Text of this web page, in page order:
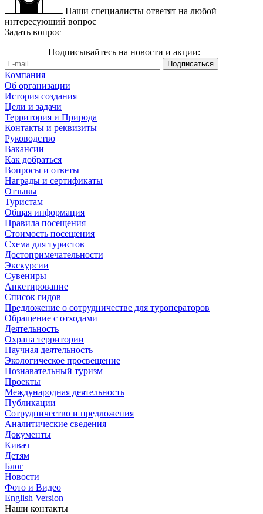
Наши специалисты ответят на любой
интересующий вопрос
Задать вопрос
Подписывайтесь на новости и акции:
Компания
Об организации
История создания
Цели и задачи
Территория и Природа
Контакты и реквизиты
Руководство
Вакансии
Как добраться
Вопросы и ответы
Награды и сертификаты
Отзывы
Туристам
Общая информация
Правила посещения
Стоимость посещения
Схема для туристов
Достопримечательности
Экскурсии
Сувениры
Анкетирование
Список гидов
Предложение о сотрудничестве для туроператоров
Обращение с отходами
Деятельность
Охрана территории
Научная деятельность
Экологическое просвещение
Познавательный туризм
Проекты
Международная деятельность
Публикации
Сотрудничество и предложения
Аналитические сведения
Документы
Кивач
Детям
Блог
Новости
Фото и Видео
English Version
Наши контакты